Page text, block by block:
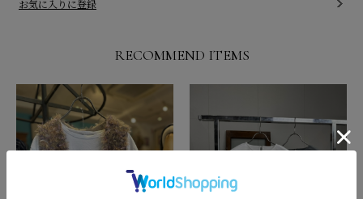
お気に入りに登録
RECOMMEND ITEMS